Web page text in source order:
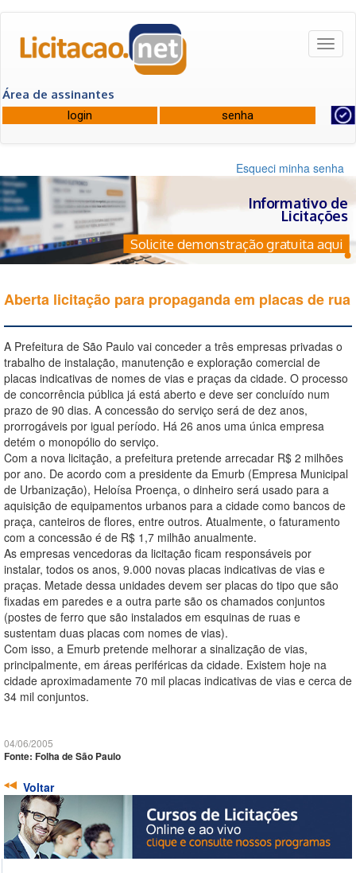
Área de assinantes
Esqueci minha senha
Informativo de
Licitações
Solicite demonstração gratuita aqui
Aberta licitação para propaganda em placas de rua
A Prefeitura de São Paulo vai conceder a três empresas privadas o
trabalho de instalação, manutenção e exploração comercial de
placas indicativas de nomes de vias e praças da cidade. O processo
de concorrência pública já está aberto e deve ser concluído num
prazo de 90 dias. A concessão do serviço será de dez anos,
prorrogáveis por igual período. Há 26 anos uma única empresa
detém o monopólio do serviço.
Com a nova licitação, a prefeitura pretende arrecadar R$ 2 milhões
por ano. De acordo com a presidente da Emurb (Empresa Municipal
de Urbanização), Heloísa Proença, o dinheiro será usado para a
aquisição de equipamentos urbanos para a cidade como bancos de
praça, canteiros de flores, entre outros. Atualmente, o faturamento
com a concessão é de R$ 1,7 milhão anualmente.
As empresas vencedoras da licitação ficam responsáveis por
instalar, todos os anos, 9.000 novas placas indicativas de vias e
praças. Metade dessa unidades devem ser placas do tipo que são
fixadas em paredes e a outra parte são os chamados conjuntos
(postes de ferro que são instalados em esquinas de ruas e
sustentam duas placas com nomes de vias).
Com isso, a Emurb pretende melhorar a sinalização de vias,
principalmente, em áreas periféricas da cidade. Existem hoje na
cidade aproximadamente 70 mil placas indicativas de vias e cerca de
34 mil conjuntos.
04/06/2005
Fonte: Folha de São Paulo
Voltar